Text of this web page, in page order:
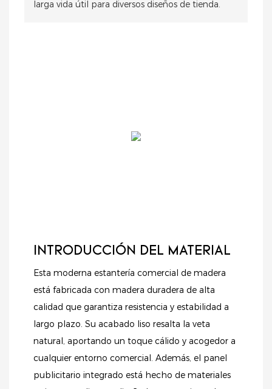
larga vida útil para diversos diseños de tienda.
INTRODUCCIÓN DEL MATERIAL
Esta moderna estantería comercial de madera
está fabricada con madera duradera de alta
calidad que garantiza resistencia y estabilidad a
largo plazo. Su acabado liso resalta la veta
natural, aportando un toque cálido y acogedor a
cualquier entorno comercial. Además, el panel
publicitario integrado está hecho de materiales